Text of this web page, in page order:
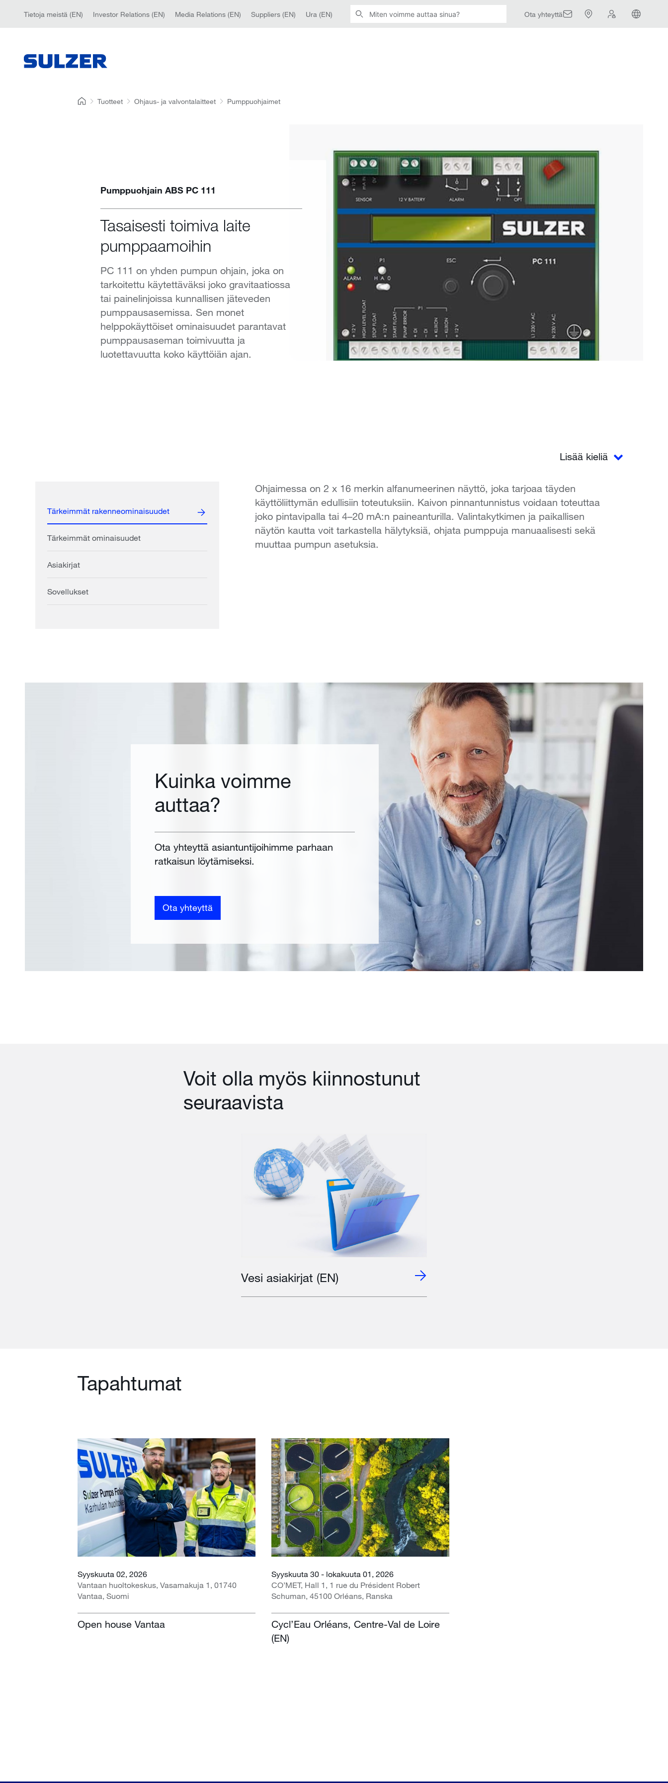
Ota yhteyttä
Tietoja meistä (EN) Investor Relations (EN) Media Relations (EN) Suppliers (EN) Ura (EN)
Tuotteet Ohjaus- ja valvontalaitteet Pumppuohjaimet
Pumppuohjain ABS PC 111
Tasaisesti toimiva laite
pumppaamoihin
PC 111 on yhden pumpun ohjain, joka on
tarkoitettu käytettäväksi joko gravitaatiossa
tai painelinjoissa kunnallisen jäteveden
pumppausasemissa. Sen monet
helppokäyttöiset ominaisuudet parantavat
pumppausaseman toimivuutta ja
luotettavuutta koko käyttöiän ajan.
Lisää kieliä
Tärkeimmät rakenneominaisuudet
Ohjaimessa on 2 x 16 merkin alfanumeerinen näyttö, joka tarjoaa täyden
käyttöliittymän edullisiin toteutuksiin. Kaivon pinnantunnistus voidaan toteuttaa
joko pintavipalla tai 4–20 mA:n paineanturilla. Valintakytkimen ja paikallisen
näytön kautta voit tarkastella hälytyksiä, ohjata pumppuja manuaalisesti sekä
muuttaa pumpun asetuksia.
Tärkeimmät ominaisuudet
Asiakirjat
Sovellukset
Kuinka voimme
auttaa?
Ota yhteyttä asiantuntijoihimme parhaan
ratkaisun löytämiseksi.
Ota yhteyttä
Voit olla myös kiinnostunut
seuraavista
Vesi asiakirjat (EN)
Tapahtumat
Syyskuuta 02, 2026
Vantaan huoltokeskus, Vasamakuja 1, 01740
Vantaa, Suomi
Open house Vantaa
Syyskuuta 30 - lokakuuta 01, 2026
CO’MET, Hall 1, 1 rue du Président Robert
Schuman, 45100 Orléans, Ranska
Cycl’Eau Orléans, Centre-Val de Loire
(EN)